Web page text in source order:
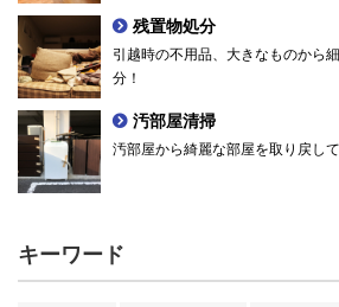
残置物処分
引越時の不用品、大きなものから
分！
汚部屋清掃
汚部屋から綺麗な部屋を取り戻し
キーワード